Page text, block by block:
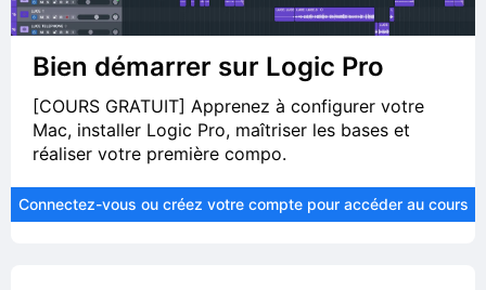
Bien démarrer sur Logic Pro
[COURS GRATUIT] Apprenez à configurer votre
Mac, installer Logic Pro, maîtriser les bases et
réaliser votre première compo.
Connectez-vous ou créez votre compte pour accéder au cours